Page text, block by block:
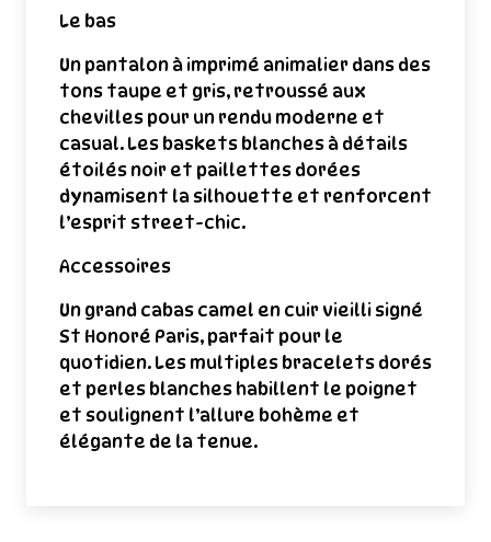
Le bas
Un pantalon à imprimé animalier dans des
tons taupe et gris, retroussé aux
chevilles pour un rendu moderne et
casual. Les baskets blanches à détails
étoilés noir et paillettes dorées
dynamisent la silhouette et renforcent
l’esprit street-chic.
Accessoires
Un grand cabas camel en cuir vieilli signé
St Honoré Paris, parfait pour le
quotidien. Les multiples bracelets dorés
et perles blanches habillent le poignet
et soulignent l’allure bohème et
élégante de la tenue.